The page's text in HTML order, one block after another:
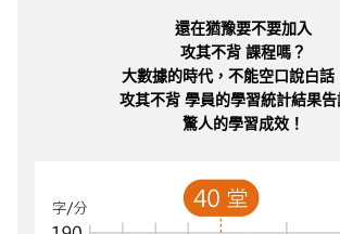
還在猶豫要不要加入
攻其不背 課程嗎？
大數據的時代，不能空口說白話
攻其不背 學員的學習統計結果告
驚人的學習成效！